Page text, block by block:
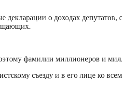
о доходах
фамилии миллионеров и
съезду и в его лице ко